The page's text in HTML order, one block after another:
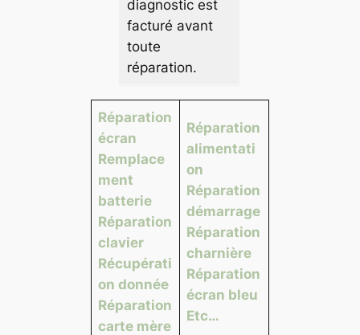
diagnostic est
facturé avant
toute
réparation.
Réparation
écran
Remplace
ment
batterie
Réparation
clavier
Récupérati
on donnée
Réparation
carte mère
Réparation
alimentati
on
Réparation
démarrage
Réparation
charnière
Réparation
écran bleu
Etc…